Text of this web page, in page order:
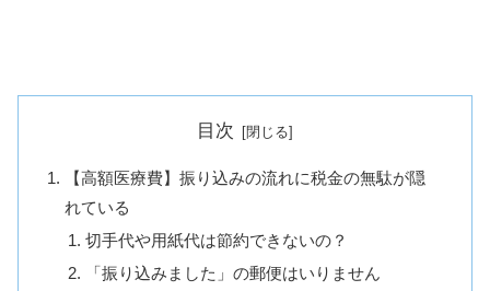
目次
【高額医療費】振り込みの流れに税金の無駄が隠
れている
切手代や用紙代は節約できないの？
「振り込みました」の郵便はいりません